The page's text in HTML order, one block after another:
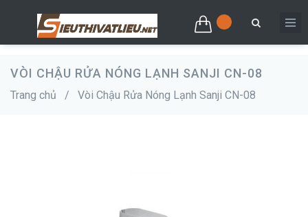
VÒI CHẬU RỬA NÓNG LẠNH SANJI CN-08
Trang chủ / Vòi Chậu Rửa Nóng Lạnh Sanji CN-08